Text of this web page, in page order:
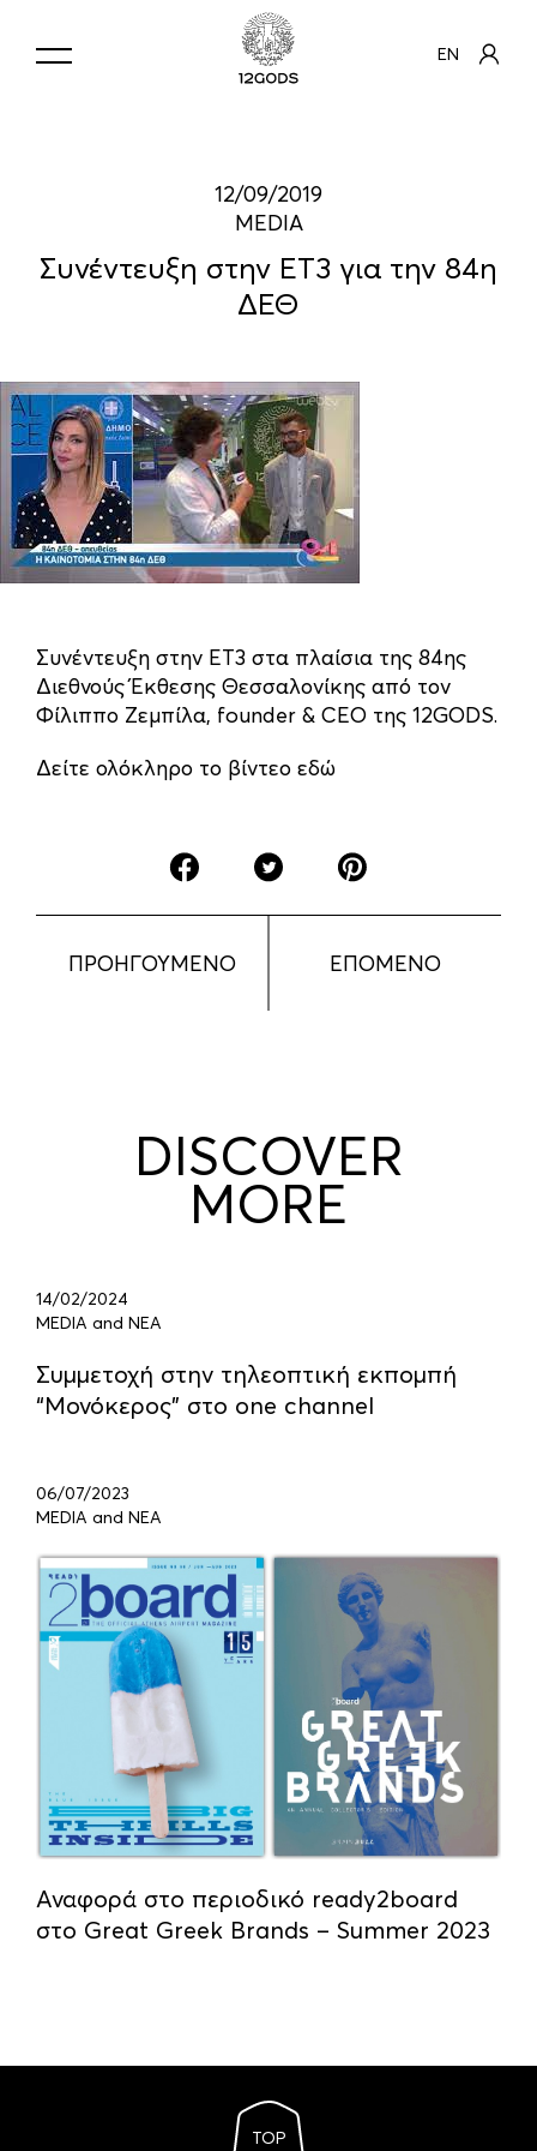
EN
12/09/2019
MEDIA
Συνέντευξη στην ΕΤ3 για την 84η
ΔΕΘ
Συνέντευξη στην ΕΤ3 στα πλαίσια της 84ης
Διεθνούς Έκθεσης Θεσσαλονίκης από τον
Φίλιππο Ζεμπίλα, founder & CEO της 12GODS.
Δείτε ολόκληρο το βίντεο εδώ
ΠΡΟΗΓΟΥΜΕΝΟ ΕΠΟΜΕΝΟ
DISCOVER
MORE
14/02/2024
MEDIA and ΝΕΑ
Συμμετοχή στην τηλεοπτική εκπομπή
“Μονόκερος” στο one channel
06/07/2023
MEDIA and ΝΕΑ
Αναφορά στο περιοδικό ready2board
στο Great Greek Brands – Summer 2023
TOP